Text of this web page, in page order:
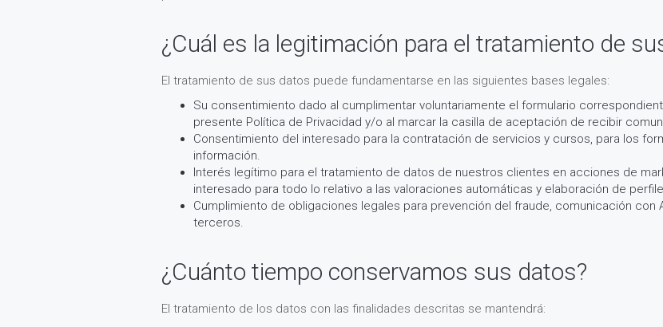
¿Cuál es la legitimación para el tratamiento de
El tratamiento de sus datos puede fundamentarse en las siguientes bases legales:
Su consentimiento dado al cumplimentar voluntariamente el formulario
presente Política de Privacidad y/o al marcar la casilla de aceptación de recibir
Consentimiento del interesado para la contratación de servicios y cursos, para los
información.
Interés legítimo para el tratamiento de datos de nuestros clientes en acciones de
interesado para todo lo relativo a las valoraciones automáticas y elaboración de
Cumplimiento de obligaciones legales para prevención del fraude, comunicación
terceros.
¿Cuánto tiempo conservamos sus datos?
El tratamiento de los datos con las finalidades descritas se mantendrá: